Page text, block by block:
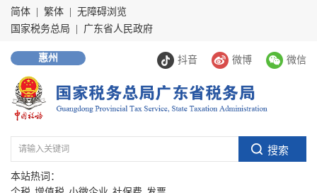
简体 繁体
无障碍浏览
国家税务总局
广东省人民政府
抖音 微博 微信
惠州
本站热词：